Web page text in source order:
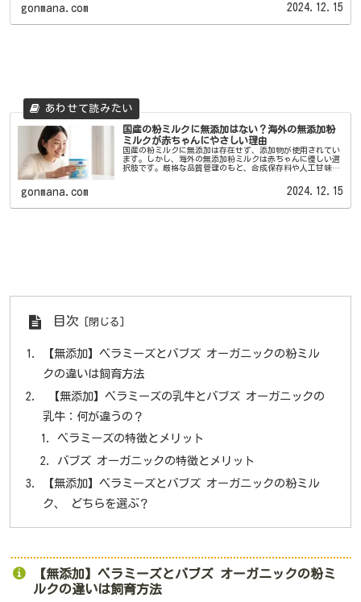
gonmana.com 2024.12.15
国産の粉ミルクに無添加はない？海外の無添加粉
ミルクが赤ちゃんにやさしい理由
国産の粉ミルクに無添加は存在せず、添加物が使用されてい
ます。しかし、海外の無添加粉ミルクは赤ちゃんに優しい選
択肢です。厳格な品質管理のもと、合成保存料や人工甘味
gonmana.com 2024.12.15
目次
【無添加】ベラミーズとバブズ オーガニックの粉ミル
クの違いは飼育方法
【無添加】ベラミーズの乳牛とバブズ オーガニックの
乳牛：何が違うの？
ベラミーズの特徴とメリット
バブズ オーガニックの特徴とメリット
【無添加】ベラミーズとバブズ オーガニックの粉ミル
ク、 どちらを選ぶ？
【無添加】ベラミーズとバブズ オーガニックの粉ミ
ルクの違いは飼育方法